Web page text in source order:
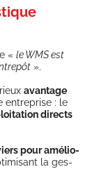
« le WMS est
».
avan­tage
entre­prise : le
directs
pour amé­lio­
la ges­